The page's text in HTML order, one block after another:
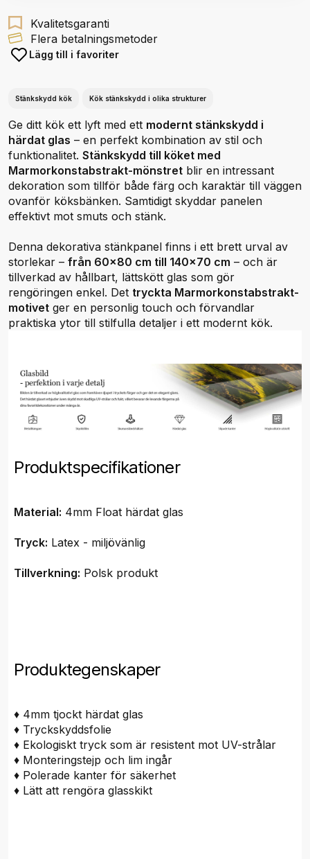
Kvalitetsgaranti
Flera betalningsmetoder
Lägg till i favoriter
Stänkskydd kök Kök stänkskydd i olika strukturer
Ge ditt kök ett lyft med ett modernt stänkskydd i
härdat glas – en perfekt kombination av stil och
funktionalitet. Stänkskydd till köket med
Marmorkonstabstrakt-mönstret blir en intressant
dekoration som tillför både färg och karaktär till väggen
ovanför köksbänken. Samtidigt skyddar panelen
effektivt mot smuts och stänk.
Denna dekorativa stänkpanel finns i ett brett urval av
storlekar – från 60x80 cm till 140x70 cm – och är
tillverkad av hållbart, lättskött glas som gör
rengöringen enkel. Det tryckta Marmorkonstabstrakt-
motivet ger en personlig touch och förvandlar
praktiska ytor till stilfulla detaljer i ett modernt kök.
Produktspecifikationer
Material: 4mm Float härdat glas
Tryck: Latex - miljövänlig
Tillverkning: Polsk produkt
Produktegenskaper
♦ 4mm tjockt härdat glas
♦ Tryckskyddsfolie
♦ Ekologiskt tryck som är resistent mot UV-strålar
♦ Monteringstejp och lim ingår
♦ Polerade kanter för säkerhet
♦ Lätt att rengöra glasskikt